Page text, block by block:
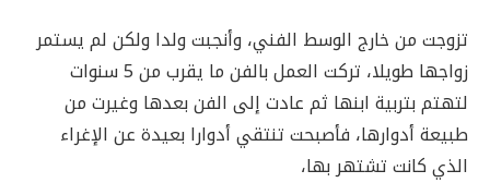
تزوجت من خارج الوسط الفني، وأنجبت ولدا ولكن لم يستمر
زواجها طويلا، تركت العمل بالفن ما يقرب من 5 سنوات
لتهتم بتربية ابنها ثم عادت إلى الفن بعدها وغيرت من
طبيعة أدوارها، فأصبحت تنتقي أدوارا بعيدة عن الإغراء
الذي كانت تشتهر بها،